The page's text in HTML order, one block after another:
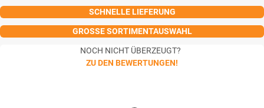
SCHNELLE LIEFERUNG
GROSSE SORTIMENTAUSWAHL
NOCH NICHT ÜBERZEUGT?
ZU DEN BEWERTUNGEN!